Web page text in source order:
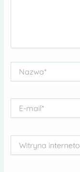
mail*
internetowa